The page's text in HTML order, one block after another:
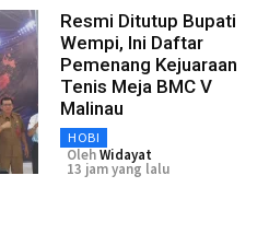
Resmi Ditutup Bupati
Wempi, Ini Daftar
Pemenang Kejuaraan
Tenis Meja BMC V
Malinau
HOBI
OlehWidayat
13 jam yang lalu